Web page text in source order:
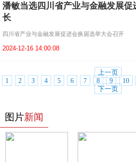
潘敏当选四川省产业与金融发展
长
四川省产业与金融发展促进会换届选举大会召开
2024-12-16 14:00:08
上一页
1
2 3 4 5 6 7 8 9 10
下一页
图片新闻